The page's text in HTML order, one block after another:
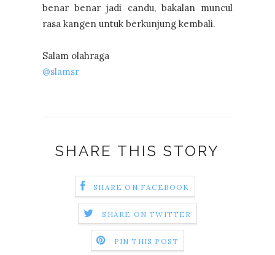
benar benar jadi candu, bakalan muncul
rasa kangen untuk berkunjung kembali.
Salam olahraga
@slamsr
SHARE THIS STORY
SHARE ON FACEBOOK
SHARE ON TWITTER
PIN THIS POST